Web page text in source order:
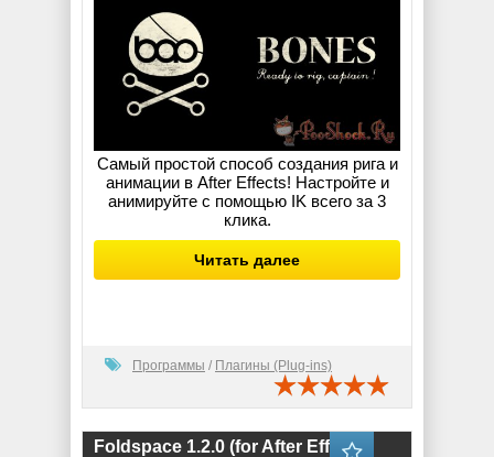
Самый простой способ создания рига и
анимации в After Effects! Настройте и
анимируйте с помощью IK всего за 3
клика.
Читать далее
Программы / Плагины (Plug-ins)
Foldspace 1.2.0 (for After Effects)